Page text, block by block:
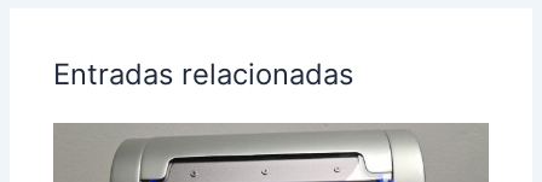
Entradas relacionadas